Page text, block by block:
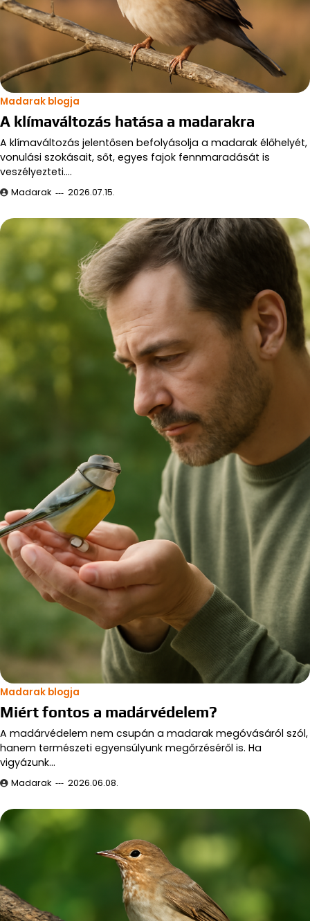
Madarak blogja
A klímaváltozás hatása a madarakra
A klímaváltozás jelentősen befolyásolja a madarak élőhelyét,
vonulási szokásait, sőt, egyes fajok fennmaradását is
veszélyezteti.…
Madarak 2026.07.15.
Madarak blogja
Miért fontos a madárvédelem?
A madárvédelem nem csupán a madarak megóvásáról szól,
hanem természeti egyensúlyunk megőrzéséről is. Ha
vigyázunk…
Madarak 2026.06.08.